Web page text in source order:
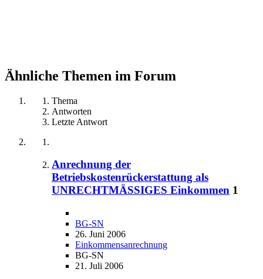
Ähnliche Themen im Forum
Thema
Antworten
Letzte Antwort
Anrechnung der
Betriebskostenrückerstattung als
UNRECHTMÄSSIGES Einkommen 1
BG-SN
26. Juni 2006
Einkommensanrechnung
BG-SN
21. Juli 2006